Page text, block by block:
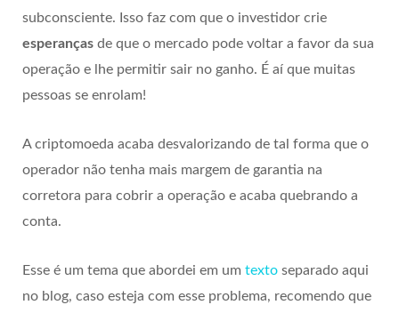
subconsciente. Isso faz com que o investidor crie
esperanças de que o mercado pode voltar a favor da sua
operação e lhe permitir sair no ganho. É aí que muitas
pessoas se enrolam!
A criptomoeda acaba desvalorizando de tal forma que o
operador não tenha mais margem de garantia na
corretora para cobrir a operação e acaba quebrando a
conta.
Esse é um tema que abordei em um texto separado aqui
no blog, caso esteja com esse problema, recomendo que